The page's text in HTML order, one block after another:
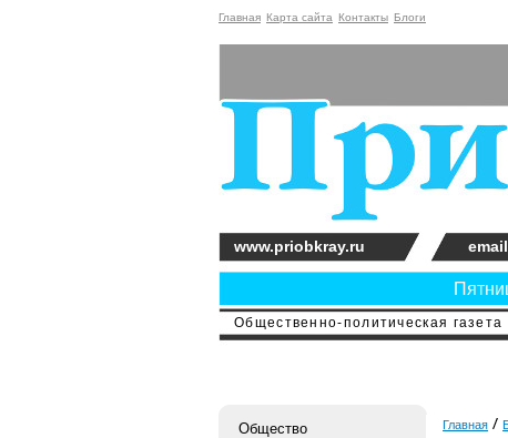
Главная Карта сайта Контакты Блоги
Общественно-политическая
www.priobkray.ru
Общество
Главная